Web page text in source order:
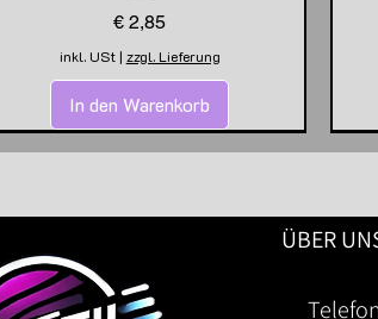
Preis
€ 2,85
inkl. USt| zzgl. Lieferung
In den Warenkorb
ÜBER
Telefon